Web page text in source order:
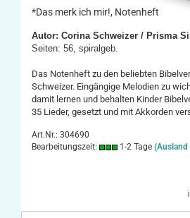
*Das merk ich mir!, Notenheft
Autor: Corina Schweizer / Prisma
Seiten: 56, spiralgeb.
Das Notenheft zu den beliebten
Schweizer. Eingängige Melodien zu
damit lernen und behalten Kinder
35 Lieder, gesetzt und mit Akkorden
Art.Nr.: 304690
Bearbeitungszeit:
1-2 Tage (Ausland